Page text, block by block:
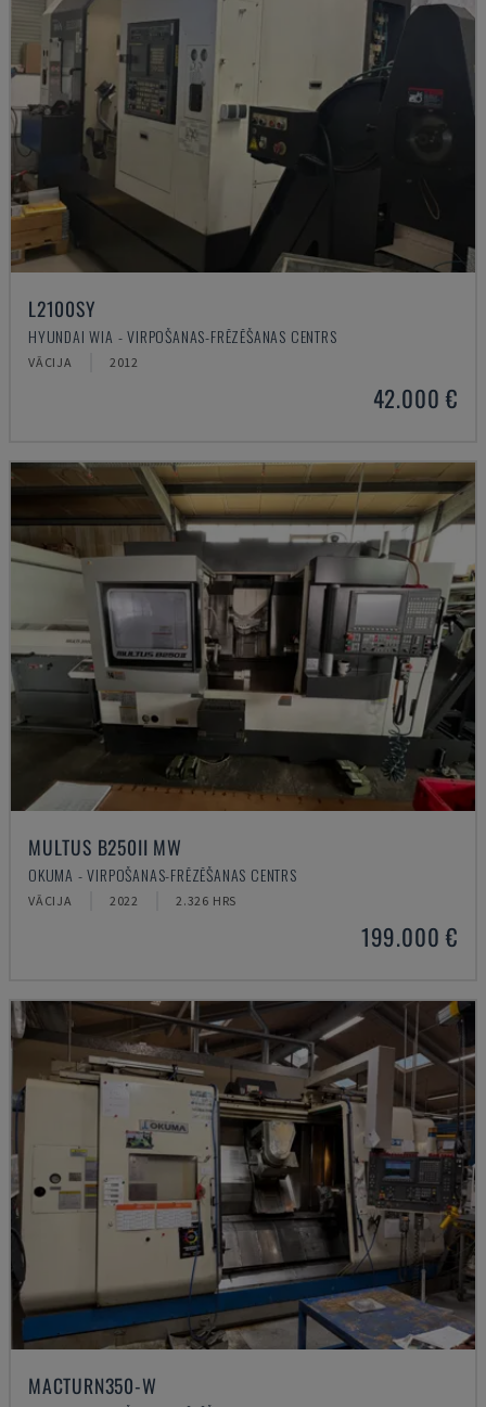
L2100SY
HYUNDAI WIA - VIRPOŠANAS-FRĒZĒŠANAS CENTRS
VĀCIJA 2012
42.000 €
MULTUS B250II MW
OKUMA - VIRPOŠANAS-FRĒZĒŠANAS CENTRS
VĀCIJA 2022 2.326 HRS
199.000 €
MACTURN350-W